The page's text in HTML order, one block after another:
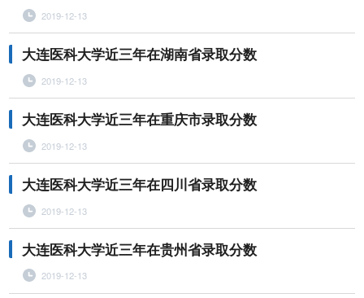
2019-12-13
大连医科大学近三年在湖南省录取分数
2019-12-13
大连医科大学近三年在重庆市录取分数
2019-12-13
大连医科大学近三年在四川省录取分数
2019-12-13
大连医科大学近三年在贵州省录取分数
2019-12-13